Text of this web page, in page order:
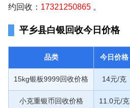
约回收： 17321250865 。
平乡县白银回收今日价格
品类 今日价格
15kg银板9999回收价格 14元/克
小克重银币回收价格 11.0元/克